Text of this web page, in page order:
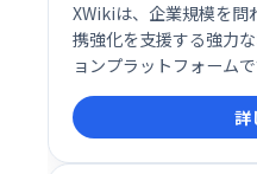
XWikiは、企業規模を問
携強化を支援する強力
ョンプラットフォーム
ョンと情報共有を実現
します。重要な情報へ
可能にし、ビジネス知
詳